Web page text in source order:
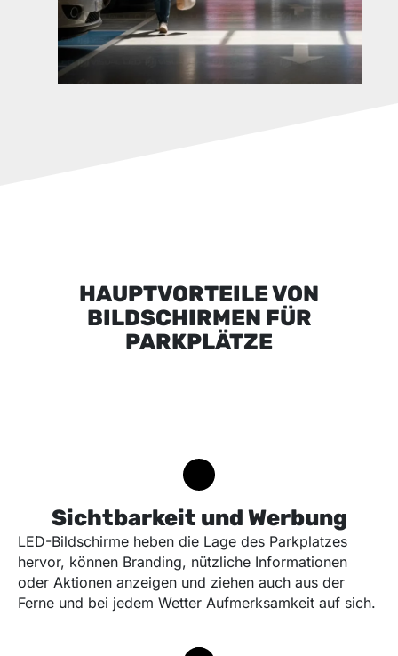
HAUPTVORTEILE VON
BILDSCHIRMEN FÜR
PARKPLÄTZE
Sichtbarkeit und Werbung
LED-Bildschirme heben die Lage des Parkplatzes
hervor, können Branding, nützliche Informationen
oder Aktionen anzeigen und ziehen auch aus der
Ferne und bei jedem Wetter Aufmerksamkeit auf sich.